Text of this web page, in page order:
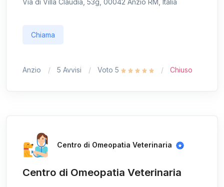
Chiama
Anzio 5 Avvisi Voto 5 Chiuso
Centro di Omeopatia Veterinaria
Centro di Omeopatia Veterinaria